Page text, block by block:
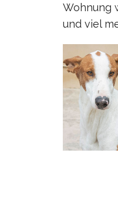
Wohnung
und viel